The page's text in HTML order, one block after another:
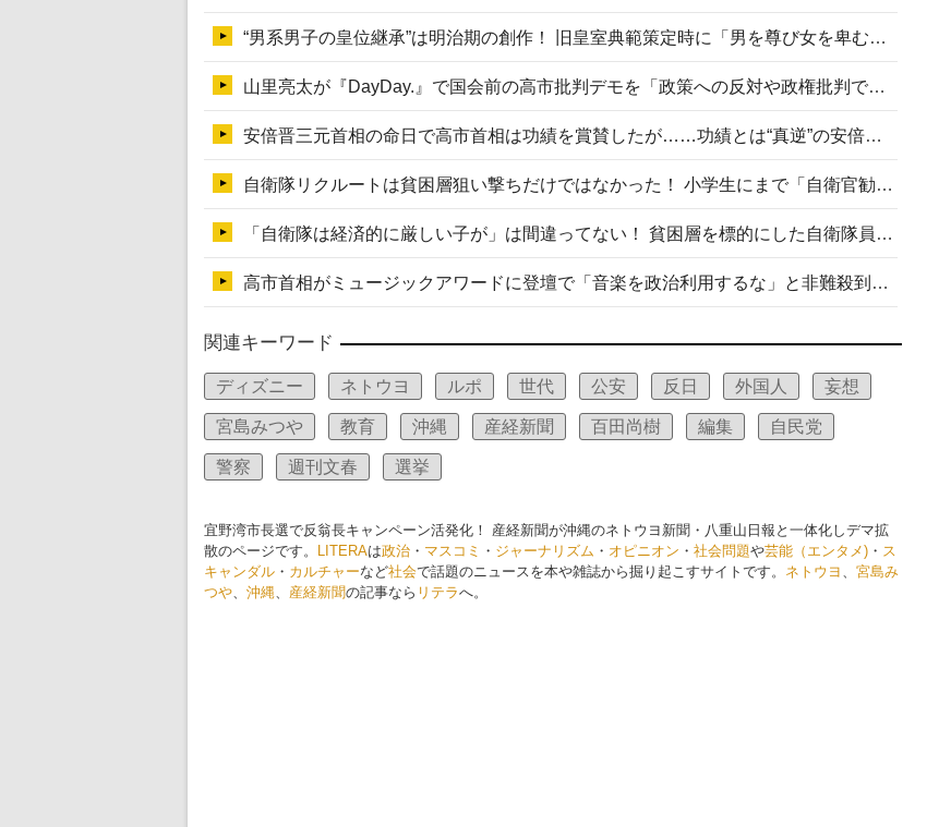
“男系男子の皇位継承”は明治期の創作！ 旧皇室典範策定時に「男を尊び女を卑むの慣習、人民の脳髄」とトンデモ論で女性天皇を否定
山里亮太が『DayDay.』で国会前の高市批判デモを「政策への反対や政権批判でない」と捻じ曲げ解説 デモ参加者から批判殺到
安倍晋三元首相の命日で高市首相は功績を賞賛したが……功績とは“真逆”の安倍元首相のトンデモ発言を振り返る
自衛隊リクルートは貧困層狙い撃ちだけではなかった！ 小学生にまで「自衛官勧誘」目的のパンフレット作成
「自衛隊は経済的に厳しい子が」は間違ってない！ 貧困層を標的にした自衛隊員募集、やす子、山上被告も…日本でも進む“経済的徴兵制”
高市首相がミュージックアワードに登壇で「音楽を政治利用するな」と非難殺到！ MAJの国策的本質を批判する声も
関連キーワード
ディズニー ネトウヨ ルポ 世代 公安 反日 外国人 妄想
宮島みつや 教育 沖縄 産経新聞 百田尚樹 編集 自民党
警察 週刊文春 選挙
宜野湾市長選で反翁長キャンペーン活発化！ 産経新聞が沖縄のネトウヨ新聞・八重山日報と一体化しデマ拡
散のページです。
LITERAは政治 ・ マスコミ ・ ジャーナリズム ・ オピニオン ・ 社会問題や芸能（エンタメ) ・ ス
キャンダル ・ カルチャーなど社会で話題のニュースを本や雑誌から掘り起こすサイトです。 ネトウヨ 、 宮島み
つや、 沖縄、 産経新聞の記事なら リテラへ。